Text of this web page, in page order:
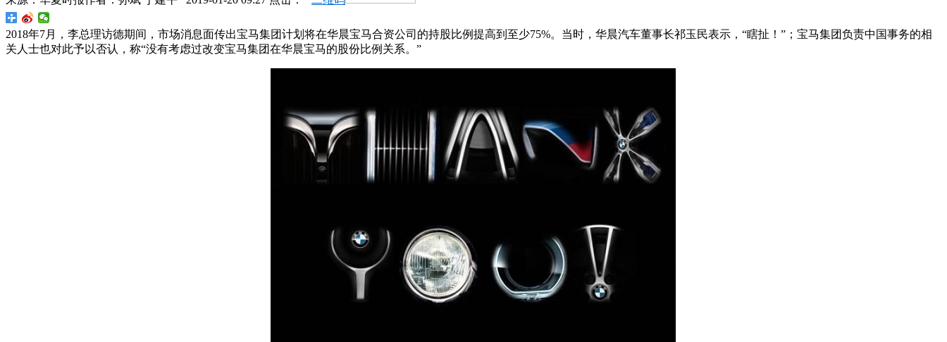
2018年7月，李总理访德期间，市场消息面传出宝马集团计划将在华晨宝马合资公司的持股比例提高到至少75%。当时，华晨汽车董事长祁玉民表示，“瞎扯！”；宝马集团负责中国事务的相
关人士也对此予以否认，称“没有考虑过改变宝马集团在华晨宝马的股份比例关系。”